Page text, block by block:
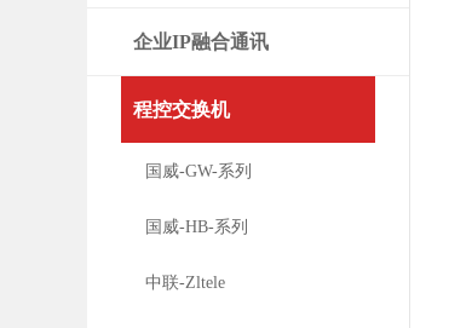
企业IP融合通讯
程控交换机
国威-GW-系列
国威-HB-系列
中联-Zltele